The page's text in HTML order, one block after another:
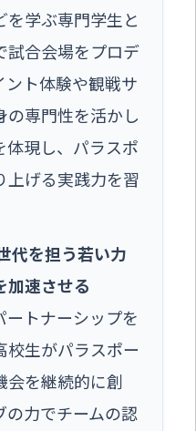
を学ぶ専門学生と
試合会場をプロデ
ント体験や観戦サ
の専門性を活かし
体現し、パラスポ
上げる実践力を習
代を担う若い力
加速させる
ートナーシップを
校生がパラスポー
会を継続的に創
の力でチームの認